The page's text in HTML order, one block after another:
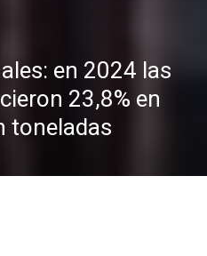
en 2024 las
23,8% en
toneladas